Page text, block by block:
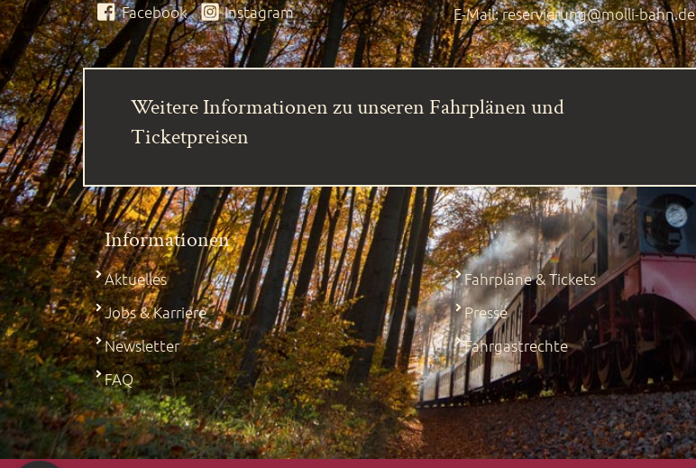
Facebook Instagram
E-Mail:reservierung@molli-bahn.de
Weitere Informationen zu unseren Fahrplänen und
Ticketpreisen
Informationen
Aktuelles
Jobs & Karriere
Newsletter
FAQ
Fahrpläne & Tickets
Presse
Fahrgastrechte